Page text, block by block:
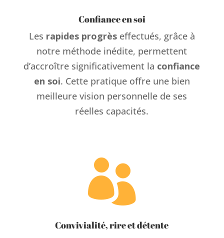
Confiance en soi
Les rapides progrèseffectués, grâce à
notre méthode inédite, permettent
d’accroître significativement la confiance
en soi. Cette pratique offre une bien
meilleure vision personnelle de ses
réelles capacités.

Convivialité, rire et détente